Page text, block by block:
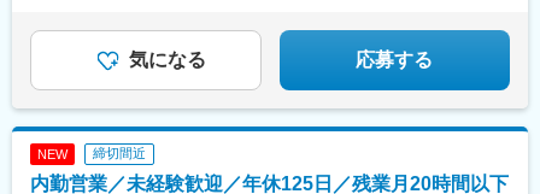
の家庭事情があり、参加が難しい場合はリモートプログラムとな
ります
間駅、新鉾田駅、鹿島神宮駅、磯原駅、勝田駅、新栃木駅、佐野
駅、西那須野駅、足利駅、新鹿沼駅、上今市駅、小山駅、真岡
銚子駅、八日市場駅、東金駅、館山駅、荻窪駅、西早稲田駅、鶯
谷駅、京成関屋駅、荒川区役所前駅、渋谷駅、経堂駅、昭島駅、
めじろ台駅、羽村駅、立川駅、京王八王子駅、東青梅駅、町田
■昨年度賞与実績4.3カ月分
気になる 応募する
NEW 締切間近
内勤営業／未経験歓迎／年休125日／残業月20時間以下